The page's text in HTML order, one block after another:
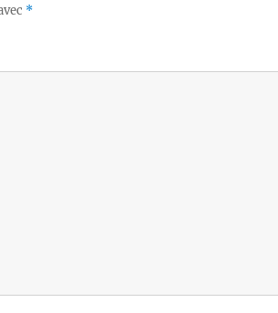
*